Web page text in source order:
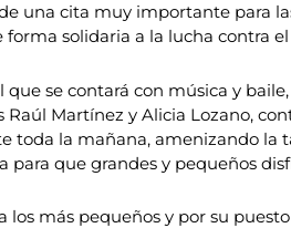
una cita muy importante para
solidaria a la lucha contra
se contará con música y
Martínez y Alicia Lozano,
toda la mañana, amenizando
que grandes y pequeños
más pequeños y por su